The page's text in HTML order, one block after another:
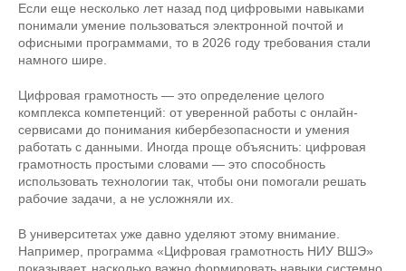
Если еще несколько лет назад под цифровыми навыками
понимали умение пользоваться электронной почтой и
офисными программами, то в 2026 году требования стали
намного шире.
Цифровая грамотность — это определение целого
комплекса компетенций: от уверенной работы с онлайн-
сервисами до понимания кибербезопасности и умения
работать с данными. Иногда проще объяснить: цифровая
грамотность простыми словами — это способность
использовать технологии так, чтобы они помогали решать
рабочие задачи, а не усложняли их.
В университетах уже давно уделяют этому внимание.
Например, программа «Цифровая грамотность НИУ ВШЭ»